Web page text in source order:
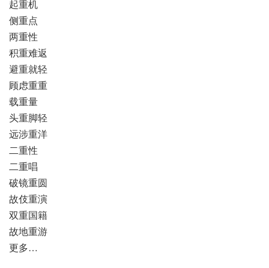
起重机
侧重点
两重性
积重难返
避重就轻
顾虑重重
载重量
头重脚轻
远涉重洋
二重性
二重唱
破镜重圆
故伎重演
双重国籍
故地重游
更多…